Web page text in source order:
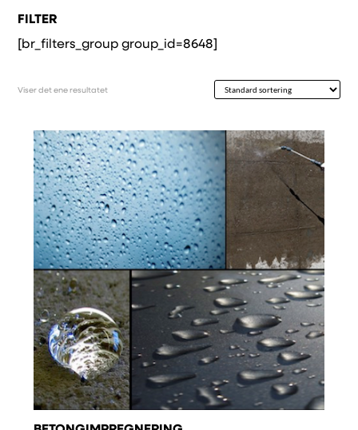
FILTER
[br_filters_group group_id=8648]
Viser det ene resultatet